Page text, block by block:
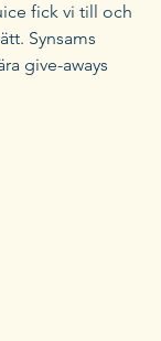
fick vi till och
Synsams
give-aways